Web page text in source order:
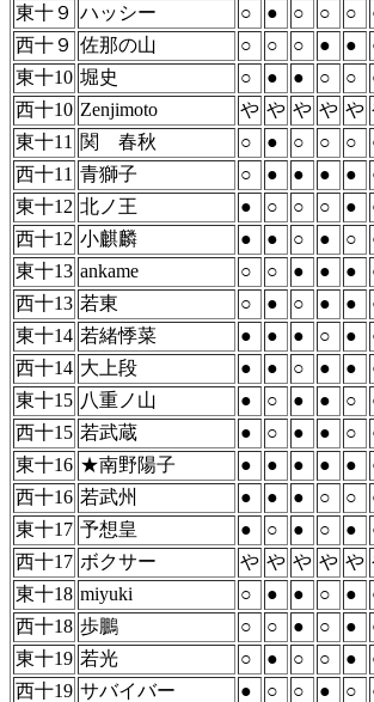
東十９ ハッシー ○ ● ○ ○ ○
西十９ 佐那の山 ○ ○ ○ ● ●
東十10 堀史 ○ ● ● ○ ○
西十10 Zenjimoto や や や や や
東十11 関 春秋 ○ ● ○ ○ ○
西十11 青獅子 ○ ● ● ● ●
東十12 北ノ王 ● ○ ○ ○ ●
西十12 小麒麟 ● ● ○ ● ○
東十13 ankame ○ ○ ● ● ●
西十13 若東 ○ ● ○ ● ●
東十14 若緒悸菜 ● ● ● ○ ●
西十14 大上段 ● ● ○ ● ●
東十15 八重ノ山 ● ○ ● ● ○
西十15 若武蔵 ● ○ ● ● ○
東十16 ★南野陽子 ● ● ● ● ●
西十16 若武州 ● ● ● ○ ○
東十17 予想皇 ● ○ ● ○ ●
西十17 ボクサー や や や や や
東十18 miyuki ○ ● ● ○ ●
西十18 歩鵬 ○ ○ ● ○ ●
東十19 若光 ○ ● ○ ○ ●
西十19 サバイバー ● ○ ○ ● ○